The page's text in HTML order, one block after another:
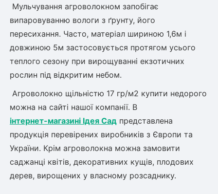
Абрикос
Обліпиха
Кизил
Диплоидная слива
Азіатська груша
Бобовник (Жерновець)
Калина
Піраканта
Бузина
Багаторічні рослини
Молодило (Кам'яні троянди)
Лаванда
Бамбук
Пряні трави
Очиток (седум)
Вівсяниця
Барвінок
Мульчування агроволокном запобігає
випаровуванню вологи з ґрунту, його
пересихання. Часто, матеріал шириною 1,6м і
довжиною 5м застосовується протягом усього
теплого сезону при вирощуванні екзотичних
рослин під відкритим небом.
Агроволокно щільністю 17 гр/м2 купити недорого
можна на сайті нашої компанії. В
інтернет-магазині Ідея Сад представлена
продукція перевірених виробників з Європи та
України. Крім агроволокна можна замовити
саджанці квітів, декоративних кущів, плодових
дерев, вирощених у власному розсаднику.